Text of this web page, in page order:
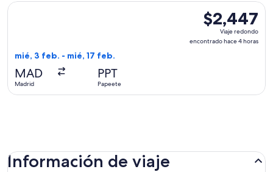
$2,447
Viaje
redondo,
$2,447
Viaje redondo
encontrado hace 4 horas
mié, 3 feb. - mié, 17 feb.
MAD
Madrid
PPT
Papeete
Seleccionar vuelo de United, con salida el mié, 3 feb.
Información de viaje